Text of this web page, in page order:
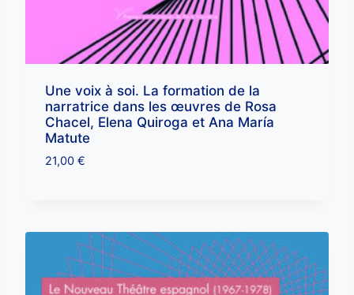
Une voix à soi. La formation de la
narratrice dans les œuvres de Rosa
Chacel, Elena Quiroga et Ana María
Matute
21,00 €